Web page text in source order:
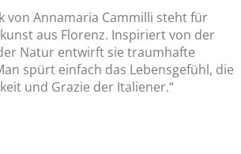
von Annamaria Cammilli steht für
aus Florenz. Inspiriert von der
Natur entwirft sie traumhafte
spürt einfach das Lebensgefühl, die
und Grazie der Italiener.“